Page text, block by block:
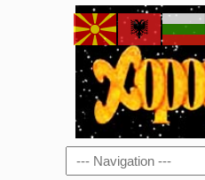
Navigation